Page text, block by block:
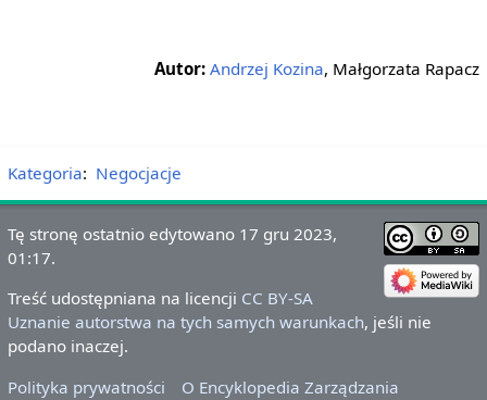
Autor: Andrzej Kozina, Małgorzata Rapacz
Kategoria: Negocjacje
Tę stronę ostatnio edytowano 17 gru 2023,
01:17.
Treść udostępniana na licencji CC BY-SA
Uznanie autorstwa na tych samych warunkach, jeśli nie
podano inaczej.
Polityka prywatności
O Encyklopedia Zarządzania